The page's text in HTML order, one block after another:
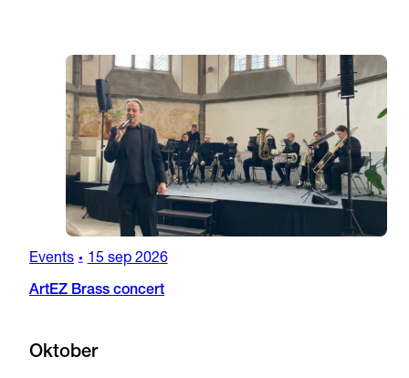
Events • 15 sep 2026
ArtEZ Brass concert
Oktober